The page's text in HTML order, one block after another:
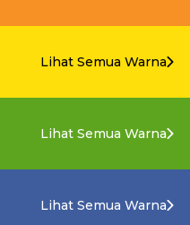
Lihat Semua Warna
Lihat Semua Warna
Lihat Semua Warna